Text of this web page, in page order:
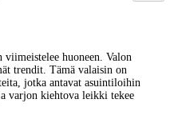
huoneen. Valon
trendit. Tämä valaisin on
jotka antavat asuintiloihin
varjon kiehtova leikki tekee